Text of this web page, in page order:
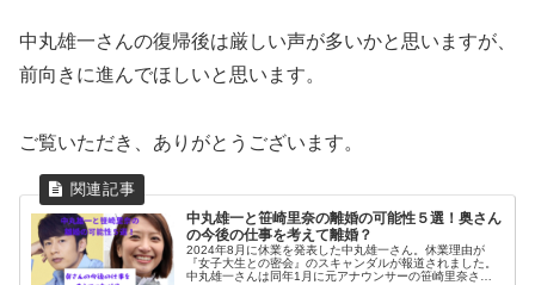
中丸雄一さんの復帰後は厳しい声が多いかと思いますが、
前向きに進んでほしいと思います。
ご覧いただき、ありがとうございます。
中丸雄一と笹崎里奈の離婚の可能性５選！奥さん
の今後の仕事を考えて離婚？
2024年8月に休業を発表した中丸雄一さん。休業理由が
『女子大生との密会』のスキャンダルが報道されました。
中丸雄一さんは同年1月に元アナウンサーの笹崎里奈さん